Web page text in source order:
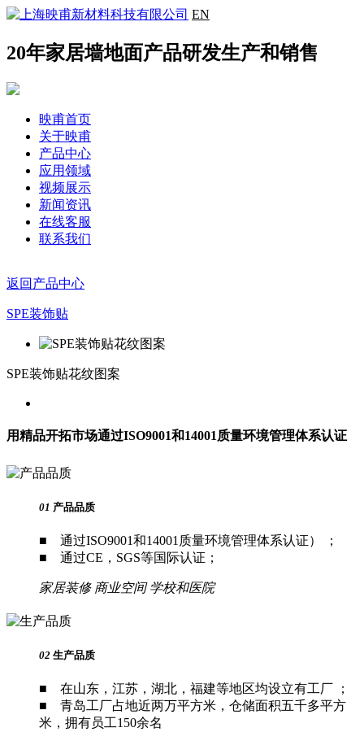
EN
20年家居墙地面产品研发生产和销售
映甫首页
关于映甫
产品中心
应用领域
视频展示
新闻资讯
在线客服
联系我们
返回产品中心
SPE装饰贴
SPE装饰贴花纹图案
用精品开拓市场通过ISO9001和14001质量环境管理体系认证
01 产品品质
■ 通过ISO9001和14001质量环境管理体系认证） ；
■ 通过CE，SGS等国际认证；
家居装修 商业空间 学校和医院
02 生产品质
■ 在山东，江苏，湖北，福建等地区均设立有工厂 ；
■ 青岛工厂占地近两万平方米，仓储面积五千多平方
米，拥有员工150余名